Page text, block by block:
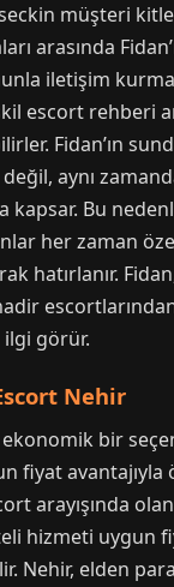
müşteri
arasında
iletişim
escort rehberi
Fidan’ın
aynı
kapsar. Bu
her zaman
hatırlanır.
görür.
Nehir
bir
fiyat avantajıyla
arayışında
hizmeti uygun
Nehir, elden